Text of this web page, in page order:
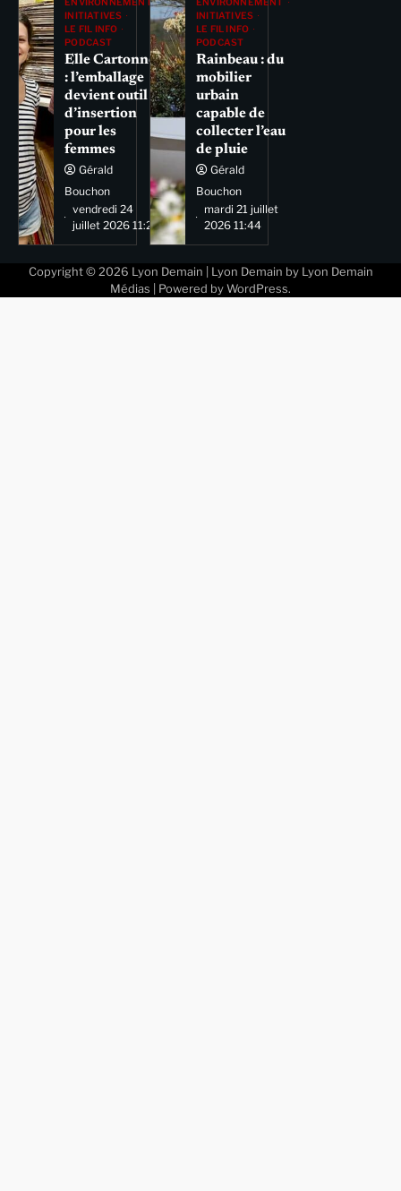
INITIATIVES
LE FIL INFO
PODCAST
Elle Cartonne
: l’emballage
devient outil
d’insertion
pour les
femmes
Gérald
Bouchon
vendredi 24
juillet 2026 11:29
INITIATIVES
LE FIL INFO
PODCAST
Rainbeau : du
mobilier
urbain
capable de
collecter l’eau
de pluie
Gérald
Bouchon
mardi 21 juillet
2026 11:44
Copyright © 2026 Lyon Demain | Lyon Demain by Lyon Demain
Médias | Powered by WordPress.